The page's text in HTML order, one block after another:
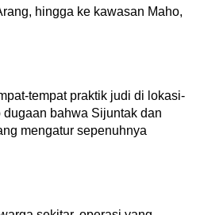
hingga ke kawasan Maho,
tempat praktik judi di lokasi-
dugaan bahwa Sijuntak dan
mengatur sepenuhnya